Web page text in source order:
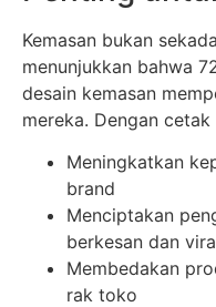
Kemasan bukan
menunjukkan bahwa
desain kemasan
mereka. Dengan
Meningkatkan
brand
Menciptakan
berkesan dan
Membedakan
rak toko